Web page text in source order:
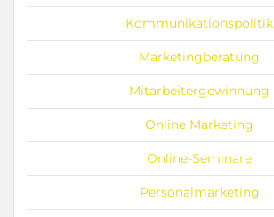
Kommunikationspolitik
Marketingberatung
Mitarbeitergewinnung
Online Marketing
Online-Seminare
Personalmarketing